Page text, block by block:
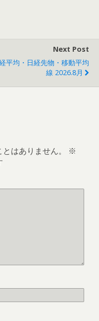
Next Post
平均・日経先物・移動平均
線 2026.8月
はありません。
※